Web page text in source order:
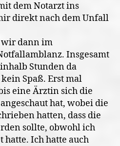
dem Notarzt ins
direkt nach dem Unfall
wir dann im
Insgesamt
Stunden da
Spaß. Erst mal
eine Ärztin sich die
hat, wobei die
hatten, dass die
sollte, obwohl ich
hatte. Ich hatte auch